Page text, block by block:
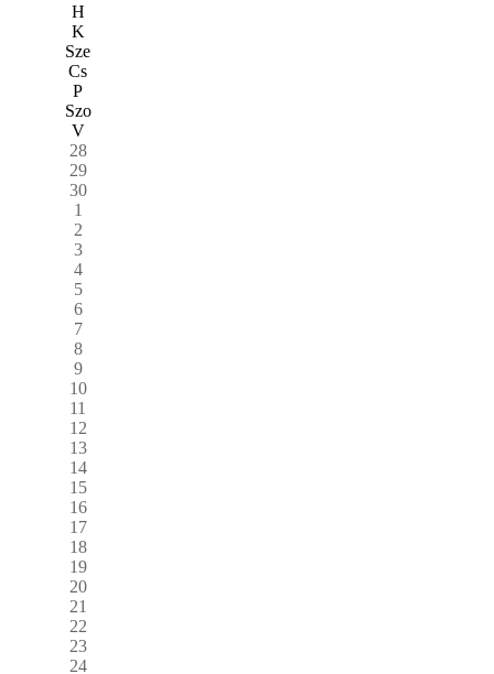
H
K
Sze
Cs
P
Szo
V
28
29
30
1
2
3
4
5
6
7
8
9
10
11
12
13
14
15
16
17
18
19
20
21
22
23
24